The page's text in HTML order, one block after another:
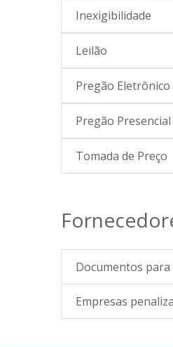
Inexigibilidade
Leilão
Pregão Eletrônico
Pregão Presencial
Tomada de Preço
Documentos para
Empresas